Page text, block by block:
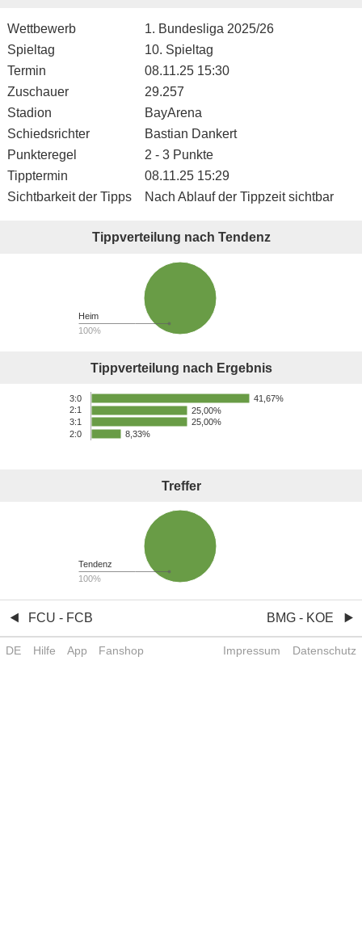
Wettbewerb
1. Bundesliga 2025/26
Spieltag
10. Spieltag
Termin
08.11.25 15:30
Zuschauer
29.257
Stadion
BayArena
Schiedsrichter
Bastian Dankert
Punkteregel
2 - 3 Punkte
Tipptermin
08.11.25 15:29
Sichtbarkeit der Tipps
Nach Ablauf der Tippzeit sichtbar
Tippverteilung nach Tendenz
Heim
100%
Tippverteilung nach Ergebnis
3:0
2:1
3:1
2:0
41,67%
25,00%
25,00%
8,33%
Treffer
Tendenz
100%
FCU - FCB BMG - KOE
DE Hilfe App Fanshop Impressum Datenschutz